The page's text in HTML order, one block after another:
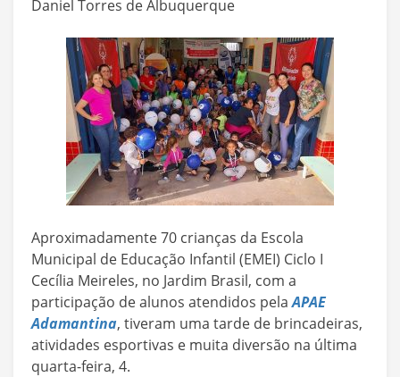
Daniel Torres de Albuquerque
Aproximadamente 70 crianças da Escola
Municipal de Educação Infantil (EMEI) Ciclo I
Cecília Meireles, no Jardim Brasil, com a
participação de alunos atendidos pelaAPAE
Adamantina, tiveram uma tarde de brincadeiras,
atividades esportivas e muita diversão na última
quarta-feira, 4.